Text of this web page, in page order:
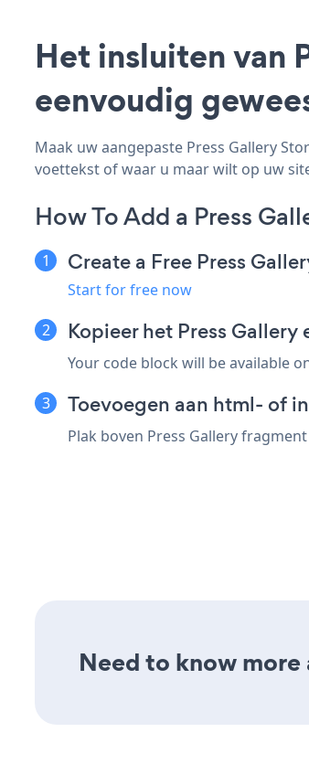
Het insluiten van
eenvoudig
Maak uw aangepaste Press Gallery
voettekst of waar u maar wilt op uw
How To Add a Press
Create a Free Press
Start for free now
Kopieer het Press
Your code block will be available
Toevoegen aan html- of
Plak boven Press Gallery
Need to know